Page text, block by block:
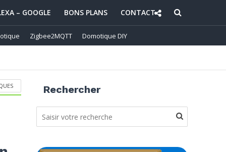
– GOOGLE BONS PLANS CONTACT
Zigbee2MQTT Domotique DIY
Rechercher